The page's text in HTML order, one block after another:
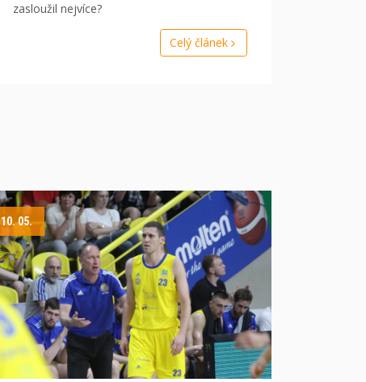
zasloužil nejvíce?
Celý článek
10. 05.